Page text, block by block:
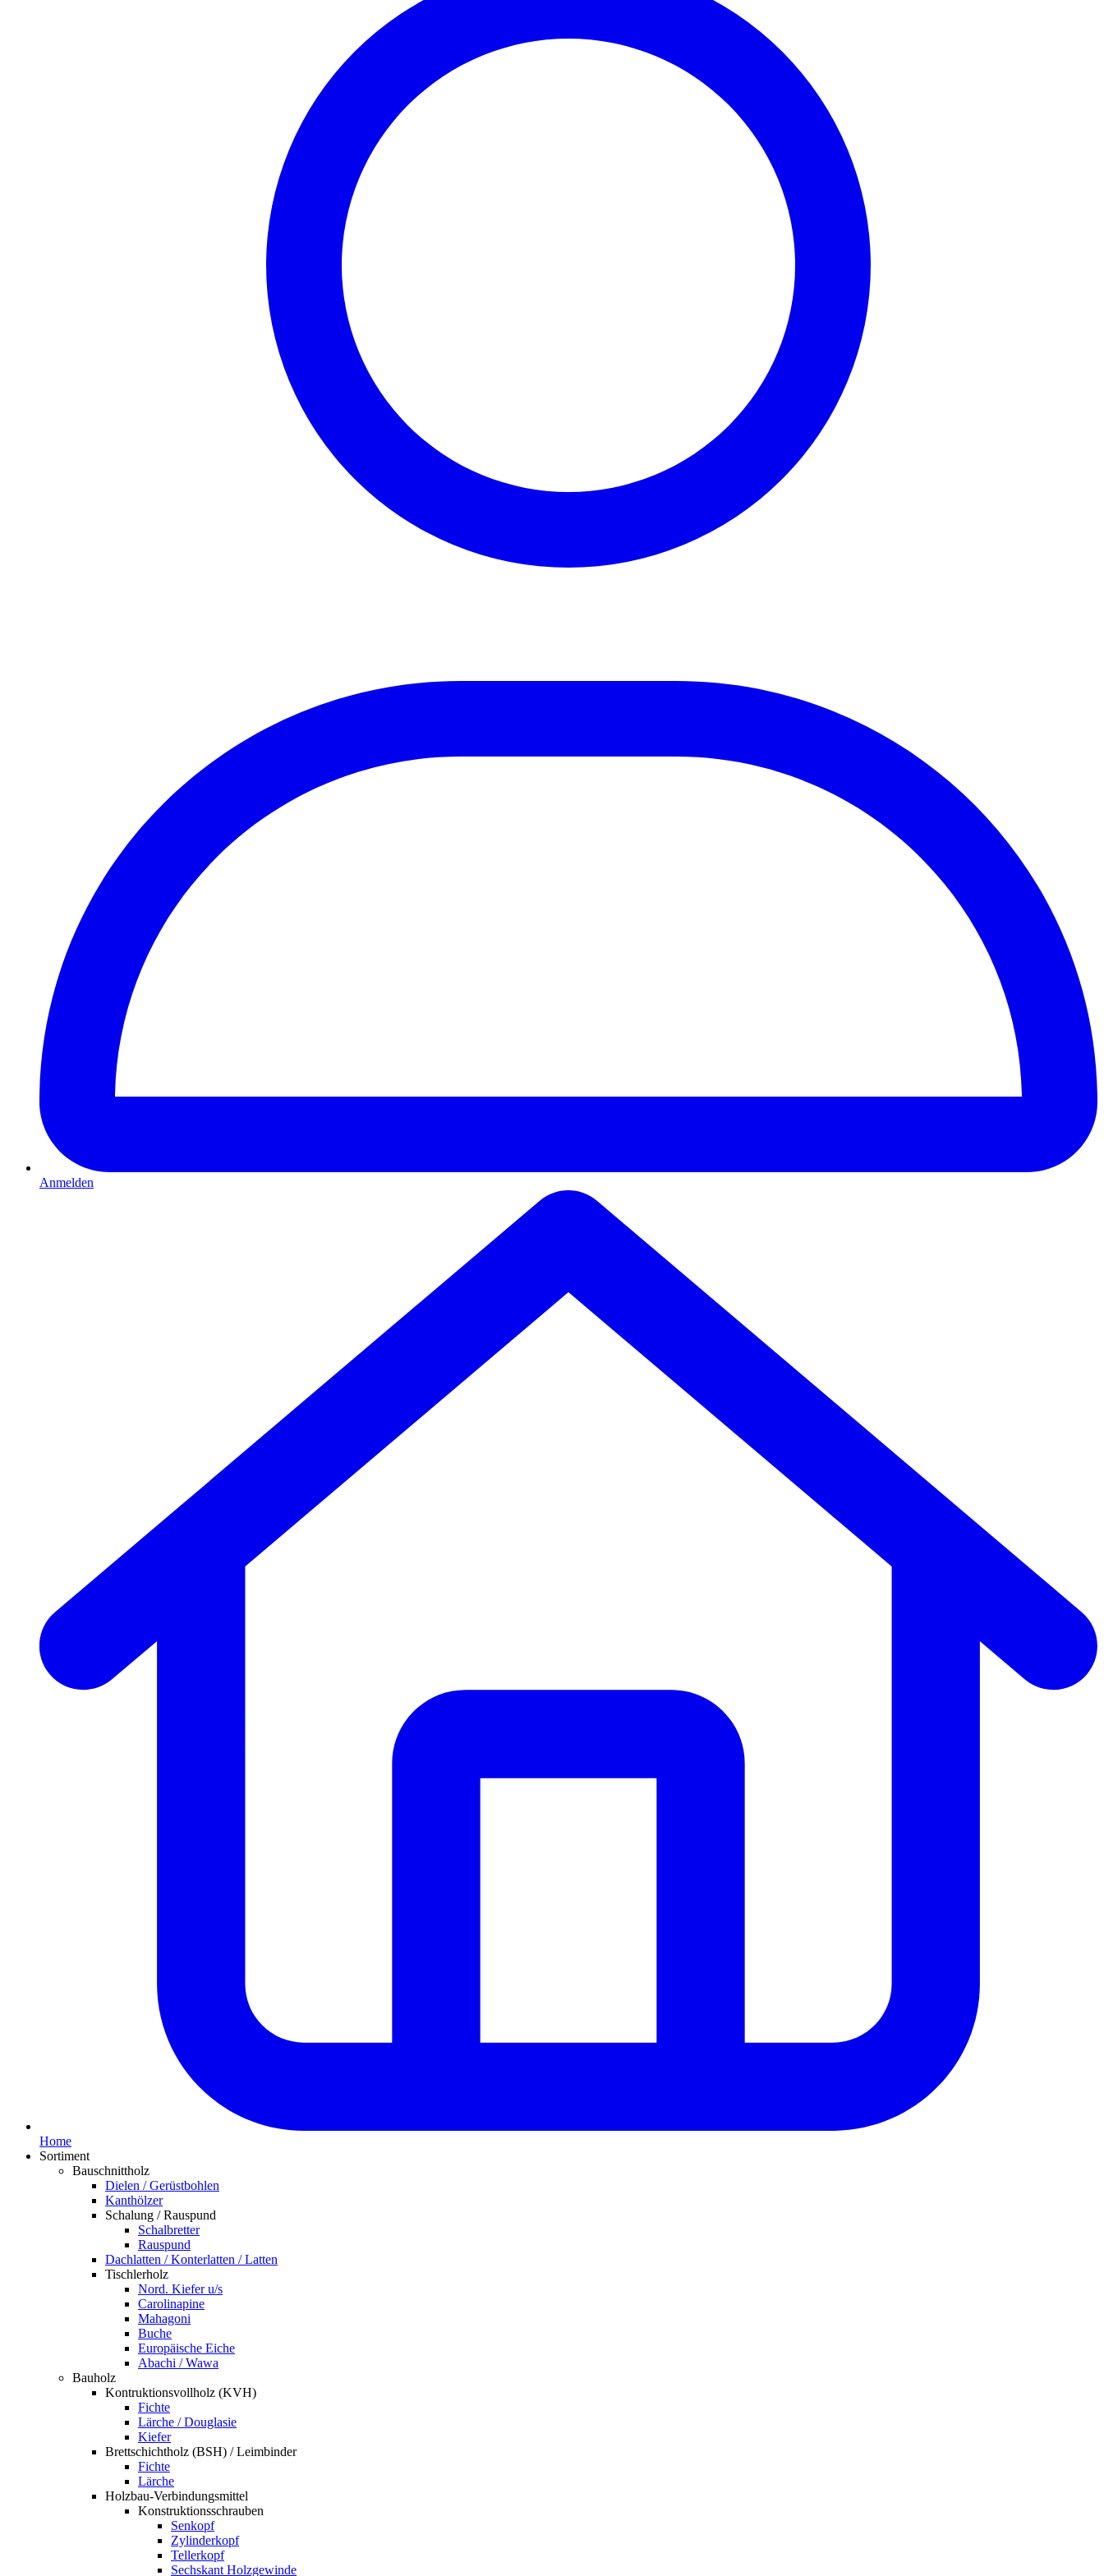
Anmelden
Home
Sortiment
Bauschnittholz
Dielen / Gerüstbohlen
Kanthölzer
Schalung / Rauspund
Schalbretter
Rauspund
Dachlatten / Konterlatten / Latten
Tischlerholz
Nord. Kiefer u/s
Carolinapine
Mahagoni
Buche
Europäische Eiche
Abachi / Wawa
Bauholz
Kontruktionsvollholz (KVH)
Fichte
Lärche / Douglasie
Kiefer
Brettschichtholz (BSH) / Leimbinder
Fichte
Lärche
Holzbau-Verbindungsmittel
Konstruktionsschrauben
Senkopf
Zylinderkopf
Tellerkopf
Sechskant Holzgewinde